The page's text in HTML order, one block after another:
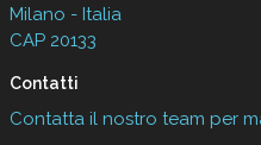
Milano - Italia
CAP 20133
Contatti
Contatta il nostro team per